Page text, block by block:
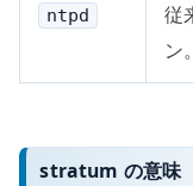
ntpd
従
ン。
stratum の意味